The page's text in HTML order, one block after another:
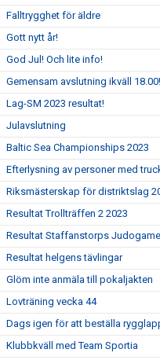
Falltrygghet för äldre
Gott nytt år!
God Jul! Och lite info!
Gemensam avslutning ikväll 18.00!
Lag-SM 2023 resultat!
Julavslutning
Baltic Sea Championships 2023
Efterlysning av personer med
Riksmästerskap för distriktslag
Resultat Trollträffen 2 2023
Resultat Staffanstorps
Resultat helgens tävlingar
Glöm inte anmäla till pokaljakten
Lovträning vecka 44
Dags igen för att beställa
Klubbkväll med Team Sportia